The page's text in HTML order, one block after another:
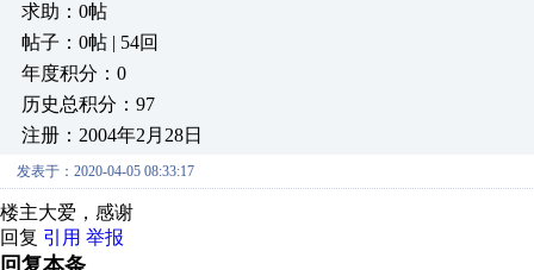
求助：0帖
帖子：0帖 | 54回
年度积分：0
历史总积分：97
注册：2004年2月28日
发表于：2020-04-05 08:33:17
楼主大爱，感谢
回复 引用 举报
回复本条